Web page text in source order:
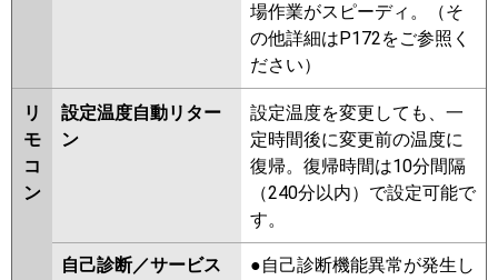
場作業がスピーディ。（そ
の他詳細はP172をご参照く
ださい）
リ
モ
コ
ン
設定温度自動リター
ン
設定温度を変更しても、一
定時間後に変更前の温度に
復帰。復帰時間は10分間隔
（240分以内）で設定可能で
す。
自己診断／サービス
●自己診断機能異常が発生し